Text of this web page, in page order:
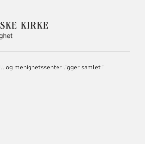
KONTAKTINFORMASJON
og menighetssenter ligger samlet i